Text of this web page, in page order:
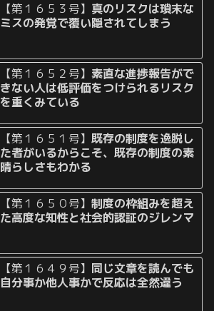
【第１６５３号】 真のリスクは瑣末な
ミスの発覚で覆い隠されてしまう
【第１６５２号】素直な進捗報告がで
きない人は低評価をつけられるリスク
を重くみている
【第１６５１号】既存の制度を逸脱し
た者がいるからこそ、既存の制度の素
晴らしさもわかる
【第１６５０号】制度の枠組みを超え
た高度な知性と社会的認証のジレンマ
【第１６４９号】 同じ文章を読んでも
自分事か他人事かで反応は全然違う